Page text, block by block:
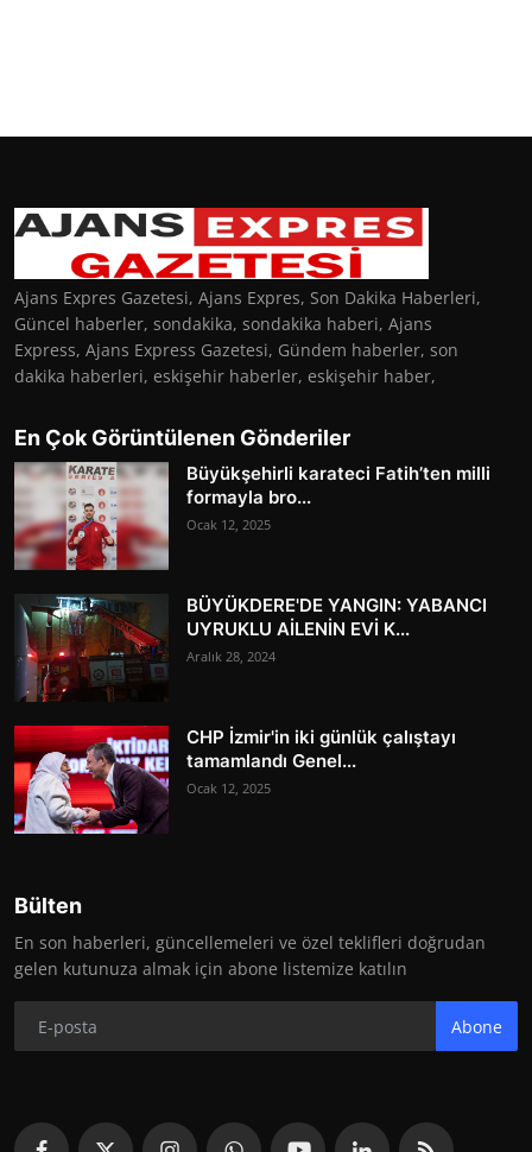
Ajans Expres Gazetesi, Ajans Expres, Son Dakika Haberleri,
Güncel haberler, sondakika, sondakika haberi, Ajans
Express, Ajans Express Gazetesi, Gündem haberler, son
dakika haberleri, eskişehir haberler, eskişehir haber,
En Çok Görüntülenen Gönderiler
Büyükşehirli karateci Fatih’ten milli
formayla bro...
Ocak 12, 2025
BÜYÜKDERE'DE YANGIN: YABANCI
UYRUKLU AİLENİN EVİ K...
Aralık 28, 2024
CHP İzmir'in iki günlük çalıştayı
tamamlandı Genel...
Ocak 12, 2025
Bülten
En son haberleri, güncellemeleri ve özel teklifleri doğrudan
gelen kutunuza almak için abone listemize katılın
Abone